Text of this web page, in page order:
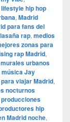
lifestyle hip hop
, Madrid
para fans del
rap, medios
zonas para
rap Madrid,
murales urbanos
música Jay
viajar Madrid,
nocturnos
producciones
hip
Madrid noche,